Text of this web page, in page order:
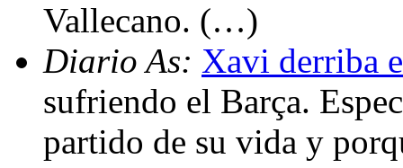
Vallecano. (…)
Diario As: Xavi derriba
sufriendo el Barça.
partido de su vida y